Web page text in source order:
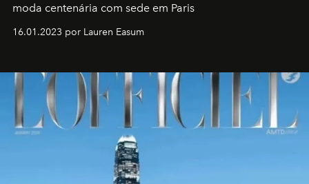
moda centenária com sede em Paris
16.01.2023 por Lauren Easum